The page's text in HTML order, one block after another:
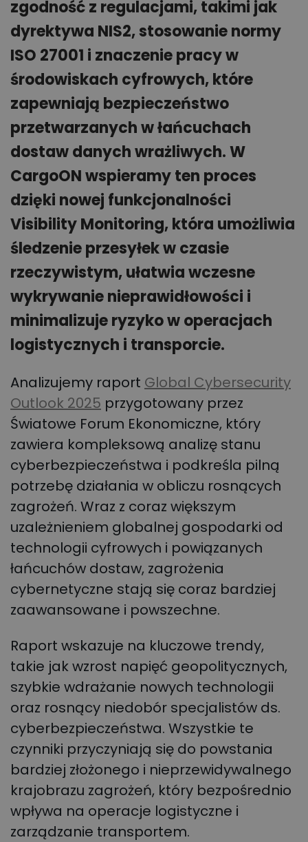
zgodność z regulacjami, takimi jak
dyrektywa NIS2, stosowanie normy
ISO 27001 i znaczenie pracy w
środowiskach cyfrowych, które
zapewniają bezpieczeństwo
przetwarzanych w łańcuchach
dostaw danych wrażliwych. W
CargoON wspieramy ten proces
dzięki nowej funkcjonalności
Visibility Monitoring, która umożliwia
śledzenie przesyłek w czasie
rzeczywistym, ułatwia wczesne
wykrywanie nieprawidłowości i
minimalizuje ryzyko w operacjach
logistycznych i transporcie.
Analizujemy raport Global Cybersecurity
Outlook 2025 przygotowany przez
Światowe Forum Ekonomiczne, który
zawiera kompleksową analizę stanu
cyberbezpieczeństwa i podkreśla pilną
potrzebę działania w obliczu rosnących
zagrożeń. Wraz z coraz większym
uzależnieniem globalnej gospodarki od
technologii cyfrowych i powiązanych
łańcuchów dostaw, zagrożenia
cybernetyczne stają się coraz bardziej
zaawansowane i powszechne.
Raport wskazuje na kluczowe trendy,
takie jak wzrost napięć geopolitycznych,
szybkie wdrażanie nowych technologii
oraz rosnący niedobór specjalistów ds.
cyberbezpieczeństwa. Wszystkie te
czynniki przyczyniają się do powstania
bardziej złożonego i nieprzewidywalnego
krajobrazu zagrożeń, który bezpośrednio
wpływa na operacje logistyczne i
zarządzanie transportem.